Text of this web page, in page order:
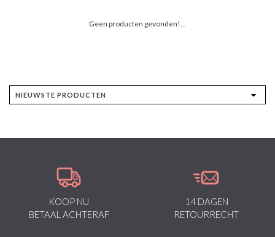
Geen producten gevonden!...
KOOP NU
BETAAL ACHTERAF
14 DAGEN
RETOURRECHT